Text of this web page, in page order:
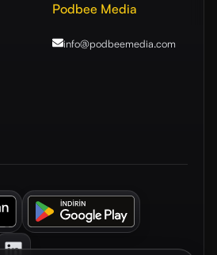
Podbee Media
info@podbeemedia.com